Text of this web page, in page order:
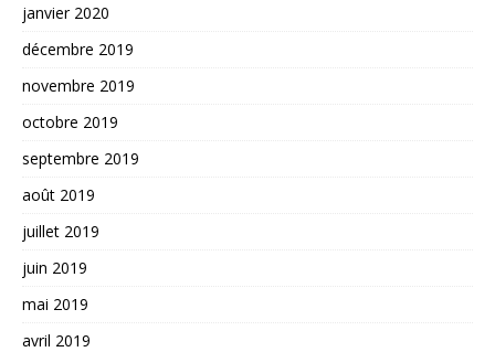
janvier 2020
décembre 2019
novembre 2019
octobre 2019
septembre 2019
août 2019
juillet 2019
juin 2019
mai 2019
avril 2019